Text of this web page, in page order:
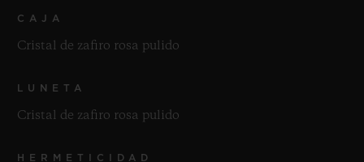
CAJA
Cristal de zafiro rosa pulido
LUNETA
Cristal de zafiro rosa pulido
HERMETICIDAD